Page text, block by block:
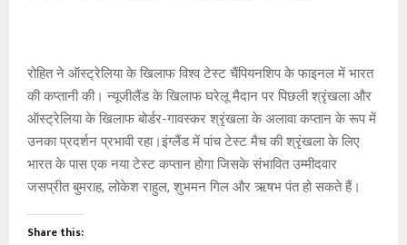
रोहित ने ऑस्ट्रेलिया के खिलाफ विश्व टेस्ट चैंपियनशिप के फाइनल में भारत
की कप्तानी की। न्यूजीलैंड के खिलाफ घरेलू मैदान पर पिछली श्रृंखला और
ऑस्ट्रेलिया के खिलाफ बोर्डर-गावस्कर श्रृंखला के अलावा कप्तान के रूप में
उनका प्रदर्शन प्रभावी रहा।इंग्लैंड में पांच टेस्ट मैच की श्रृंखला के लिए
भारत के पास एक नया टेस्ट कप्तान होगा जिसके संभावित उम्मीदवार
जसप्रीत बुमराह, लोकेश राहुल, शुभमन गिल और ऋषभ पंत हो सकते हैं।
Share this: